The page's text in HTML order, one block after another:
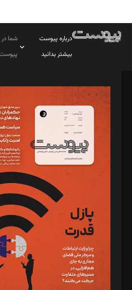
درباره پیوست
بیشتر بدانید
شما
مدیر مسئول: محمدباقر اثنی‌عشری
سردبیر: مهرک محمودی
دبیر تحریریه: میثم قاسمی
د‌بیر ناداستان: سمانه سمیع
د‌بیر خدمت و تجارت: ابوالفضل رجبی
د‌بیر حقوق فناوری: حسام‌الدین ایپکچی
د‌بیر پیوست جهان: مینا پاکدل
د‌بیر تحریریه آنلاین: بابک نقاش
تحریریه‌: مجتبی محمود‌ی، آرش برهمند،
مصطفی مسجدی آرانی، ابوالفضل رجبی، زهرا
رستمی،مصطفی باستان
ویرایش: نگار استاد‌‌آقا
طراح یونیفرم: مجید توکلی
فیلمبرداری و عکاسی: امیر شفیعی، مانی
گرافیک و صفحه‌آرایی: سید‌سبحان‌علی ثابت